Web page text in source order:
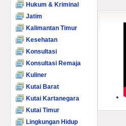
Hukum & Kriminal
Jatim
Kalimantan Timur
Kesehatan
Konsultasi
Konsultasi Remaja
Kuliner
Kutai Barat
Kutai Kartanegara
Kutai Timur
Lingkungan Hidup